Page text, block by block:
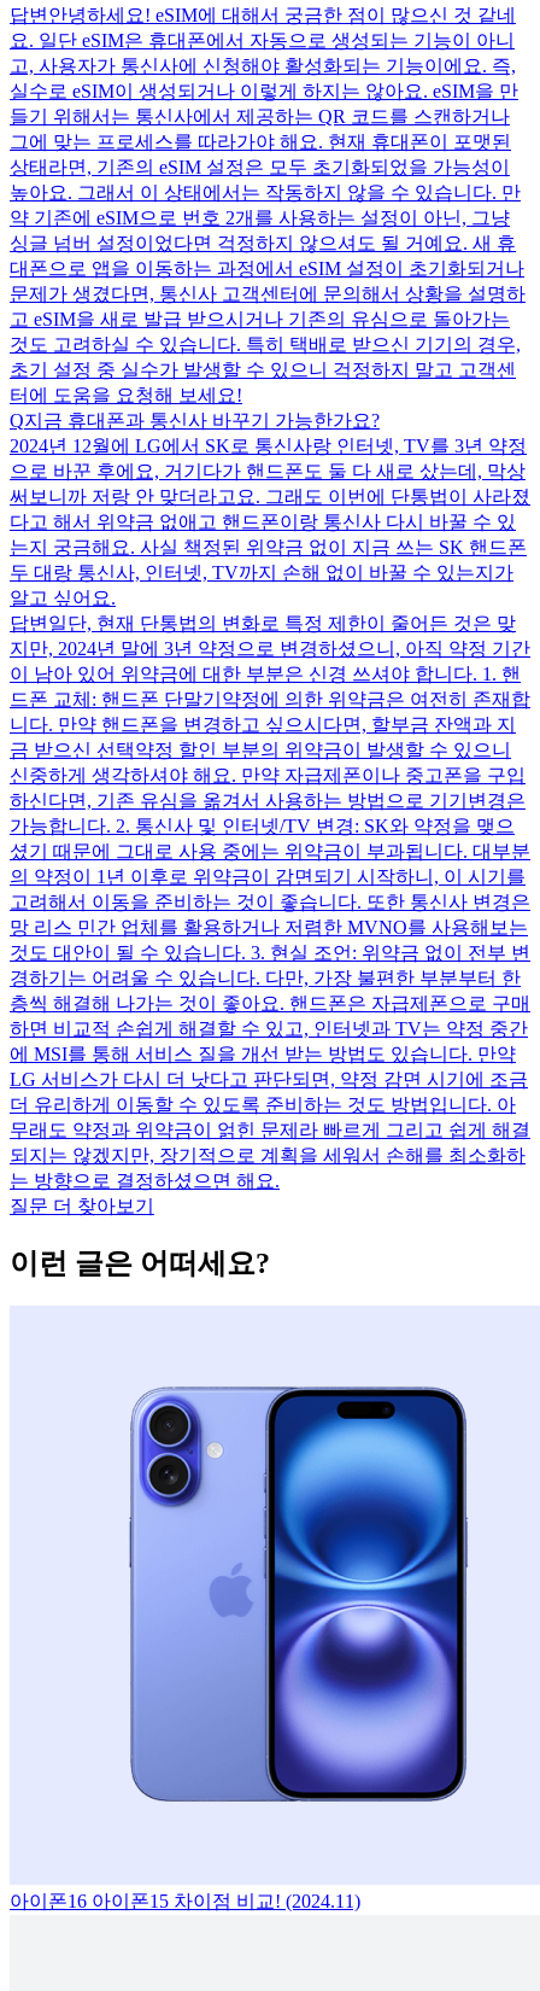
답변 안녕하세요! eSIM에 대해서 궁금한 점이 많으신 것 같네
요. 일단 eSIM은 휴대폰에서 자동으로 생성되는 기능이 아니
고, 사용자가 통신사에 신청해야 활성화되는 기능이에요. 즉,
실수로 eSIM이 생성되거나 이렇게 하지는 않아요. eSIM을 만
들기 위해서는 통신사에서 제공하는 QR 코드를 스캔하거나
그에 맞는 프로세스를 따라가야 해요. 현재 휴대폰이 포맷된
상태라면, 기존의 eSIM 설정은 모두 초기화되었을 가능성이
높아요. 그래서 이 상태에서는 작동하지 않을 수 있습니다. 만
약 기존에 eSIM으로 번호 2개를 사용하는 설정이 아닌, 그냥
싱글 넘버 설정이었다면 걱정하지 않으셔도 될 거예요. 새 휴
대폰으로 앱을 이동하는 과정에서 eSIM 설정이 초기화되거나
문제가 생겼다면, 통신사 고객센터에 문의해서 상황을 설명하
고 eSIM을 새로 발급 받으시거나 기존의 유심으로 돌아가는
것도 고려하실 수 있습니다. 특히 택배로 받으신 기기의 경우,
초기 설정 중 실수가 발생할 수 있으니 걱정하지 말고 고객센
터에 도움을 요청해 보세요!
Q지금 휴대폰과 통신사 바꾸기 가능한가요?
2024년 12월에 LG에서 SK로 통신사랑 인터넷, TV를 3년 약정
으로 바꾼 후에요, 거기다가 핸드폰도 둘 다 새로 샀는데, 막상
써보니까 저랑 안 맞더라고요. 그래도 이번에 단통법이 사라졌
다고 해서 위약금 없애고 핸드폰이랑 통신사 다시 바꿀 수 있
는지 궁금해요. 사실 책정된 위약금 없이 지금 쓰는 SK 핸드폰
두 대랑 통신사, 인터넷, TV까지 손해 없이 바꿀 수 있는지가
알고 싶어요.
답변 일단, 현재 단통법의 변화로 특정 제한이 줄어든 것은 맞
지만, 2024년 말에 3년 약정으로 변경하셨으니, 아직 약정 기간
이 남아 있어 위약금에 대한 부분은 신경 쓰셔야 합니다. 1. 핸
드폰 교체: 핸드폰 단말기약정에 의한 위약금은 여전히 존재합
니다. 만약 핸드폰을 변경하고 싶으시다면, 할부금 잔액과 지
금 받으신 선택약정 할인 부분의 위약금이 발생할 수 있으니
신중하게 생각하셔야 해요. 만약 자급제폰이나 중고폰을 구입
하신다면, 기존 유심을 옮겨서 사용하는 방법으로 기기변경은
가능합니다. 2. 통신사 및 인터넷/TV 변경: SK와 약정을 맺으
셨기 때문에 그대로 사용 중에는 위약금이 부과됩니다. 대부분
의 약정이 1년 이후로 위약금이 감면되기 시작하니, 이 시기를
고려해서 이동을 준비하는 것이 좋습니다. 또한 통신사 변경은
망 리스 민간 업체를 활용하거나 저렴한 MVNO를 사용해보는
것도 대안이 될 수 있습니다. 3. 현실 조언: 위약금 없이 전부 변
경하기는 어려울 수 있습니다. 다만, 가장 불편한 부분부터 한
층씩 해결해 나가는 것이 좋아요. 핸드폰은 자급제폰으로 구매
하면 비교적 손쉽게 해결할 수 있고, 인터넷과 TV는 약정 중간
에 MSI를 통해 서비스 질을 개선 받는 방법도 있습니다. 만약
LG 서비스가 다시 더 낫다고 판단되면, 약정 감면 시기에 조금
더 유리하게 이동할 수 있도록 준비하는 것도 방법입니다. 아
무래도 약정과 위약금이 얽힌 문제라 빠르게 그리고 쉽게 해결
되지는 않겠지만, 장기적으로 계획을 세워서 손해를 최소화하
는 방향으로 결정하셨으면 해요.
질문 더 찾아보기
이런 글은 어떠세요?
아이폰16 아이폰15 차이점 비교! (2024.11)